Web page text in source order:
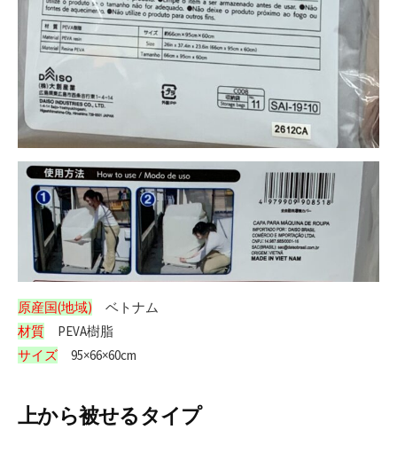
原産国(地域) ベトナム
材質 PEVA樹脂
サイズ 95×66×60cm
上から被せるタイプ